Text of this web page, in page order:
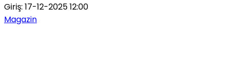
Giriş: 17-12-2025 12:00
Magazin